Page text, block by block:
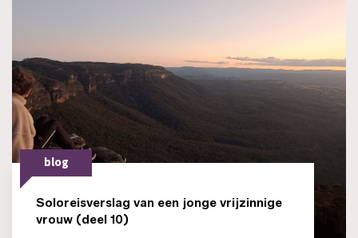
blog
Soloreisverslag van een jonge vrijzinnige
vrouw (deel 10)